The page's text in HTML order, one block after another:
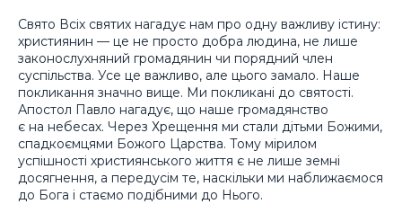
Свято Всіх святих нагадує нам про одну важливу істину:
християнин — це не просто добра людина, не лише
законослухняний громадянин чи порядний член
суспільства. Усе це важливо, але цього замало. Наше
покликання значно вище. Ми покликані до святості.
Апостол Павло нагадує, що наше громадянство
є на небесах. Через Хрещення ми стали дітьми Божими,
спадкоємцями Божого Царства. Тому мірилом
успішності християнського життя є не лише земні
досягнення, а передусім те, наскільки ми наближаємося
до Бога і стаємо подібними до Нього.